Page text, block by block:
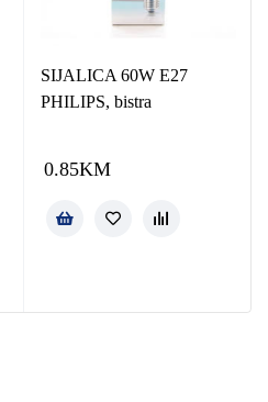
SIJALICA 60W E27
PHILIPS, bistra
0.85KM